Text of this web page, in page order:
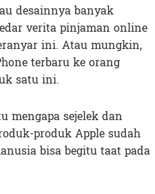
desainnya banyak
verita pinjaman online
ini. Atau mungkin,
terbaru ke orang
satu ini.
mengapa sejelek dan
produk Apple sudah
bisa begitu taat pada